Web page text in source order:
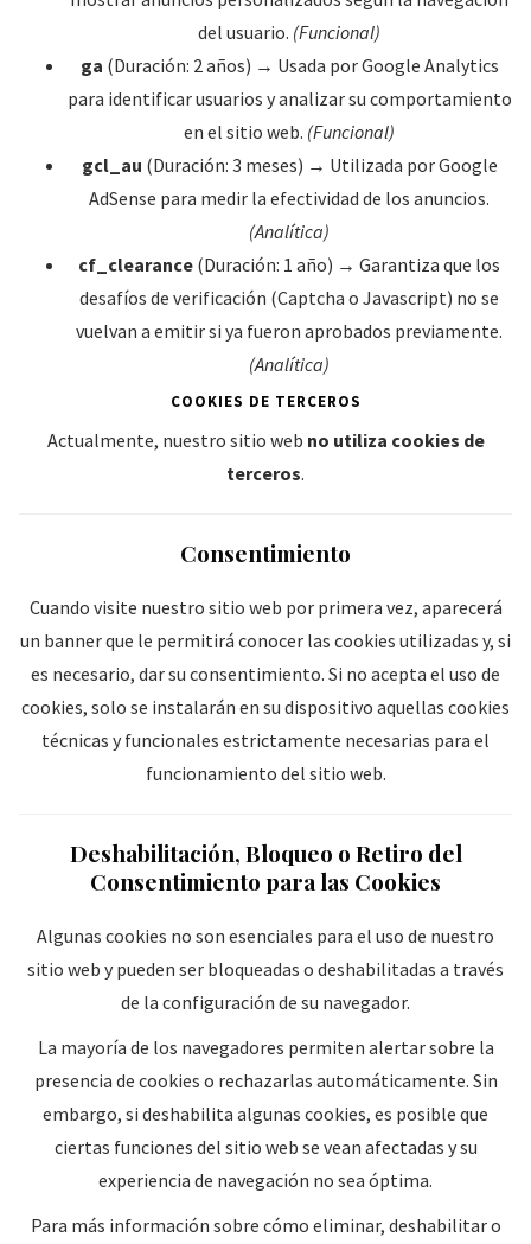
del usuario. (Funcional)
ga (Duración: 2 años) → Usada por Google Analytics
para identificar usuarios y analizar su comportamiento
en el sitio web. (Funcional)
gcl_au (Duración: 3 meses) → Utilizada por Google
AdSense para medir la efectividad de los anuncios.
(Analítica)
cf_clearance (Duración: 1 año) → Garantiza que los
desafíos de verificación (Captcha o Javascript) no se
vuelvan a emitir si ya fueron aprobados previamente.
(Analítica)
COOKIES DE TERCEROS
Actualmente, nuestro sitio web no utiliza cookies de
terceros.
Consentimiento
Cuando visite nuestro sitio web por primera vez, aparecerá
un banner que le permitirá conocer las cookies utilizadas y, si
es necesario, dar su consentimiento. Si no acepta el uso de
cookies, solo se instalarán en su dispositivo aquellas cookies
técnicas y funcionales estrictamente necesarias para el
funcionamiento del sitio web.
Deshabilitación, Bloqueo o Retiro del
Consentimiento para las Cookies
Algunas cookies no son esenciales para el uso de nuestro
sitio web y pueden ser bloqueadas o deshabilitadas a través
de la configuración de su navegador.
La mayoría de los navegadores permiten alertar sobre la
presencia de cookies o rechazarlas automáticamente. Sin
embargo, si deshabilita algunas cookies, es posible que
ciertas funciones del sitio web se vean afectadas y su
experiencia de navegación no sea óptima.
Para más información sobre cómo eliminar, deshabilitar o